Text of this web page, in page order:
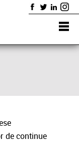
de continue